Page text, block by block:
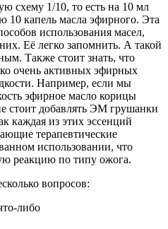
схему 1/10, то есть на 10 мл
10 капель масла эфирного. Эта
использования масел,
Её легко запомнить. А такой
Также стоит знать, что
очень активных эфирных
Например, если мы
эфирное масло корицы
стоит добавлять ЭМ грушанки
каждая из этих эссенций
терапевтические
использовании, что
реакцию по типу ожога.
вопросов:
либо